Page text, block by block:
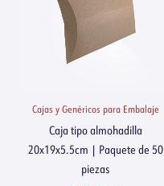
Cajas y Genéricos para Embalaje
Caja tipo almohadilla
20x19x5.5cm | Paquete de 50
piezas